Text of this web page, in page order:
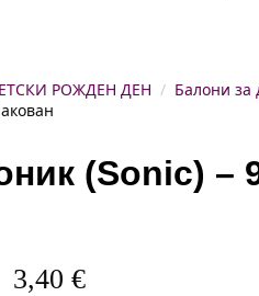
РОЖДЕН ДЕН
Балони за
(Sonic) –
3,40 €